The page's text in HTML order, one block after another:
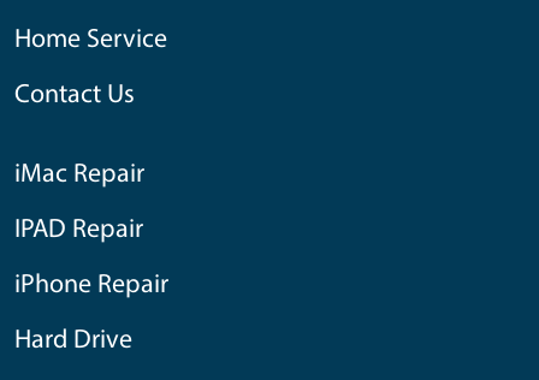
Home Service
Contact Us
iMac Repair
IPAD Repair
iPhone Repair
Hard Drive